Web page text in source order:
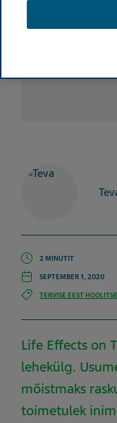
2 MINUTIT
SEPTEMBER 1, 2020
TERVISE EEST
Life Effects on
lehekülg.
mõistmaks
toimetulek